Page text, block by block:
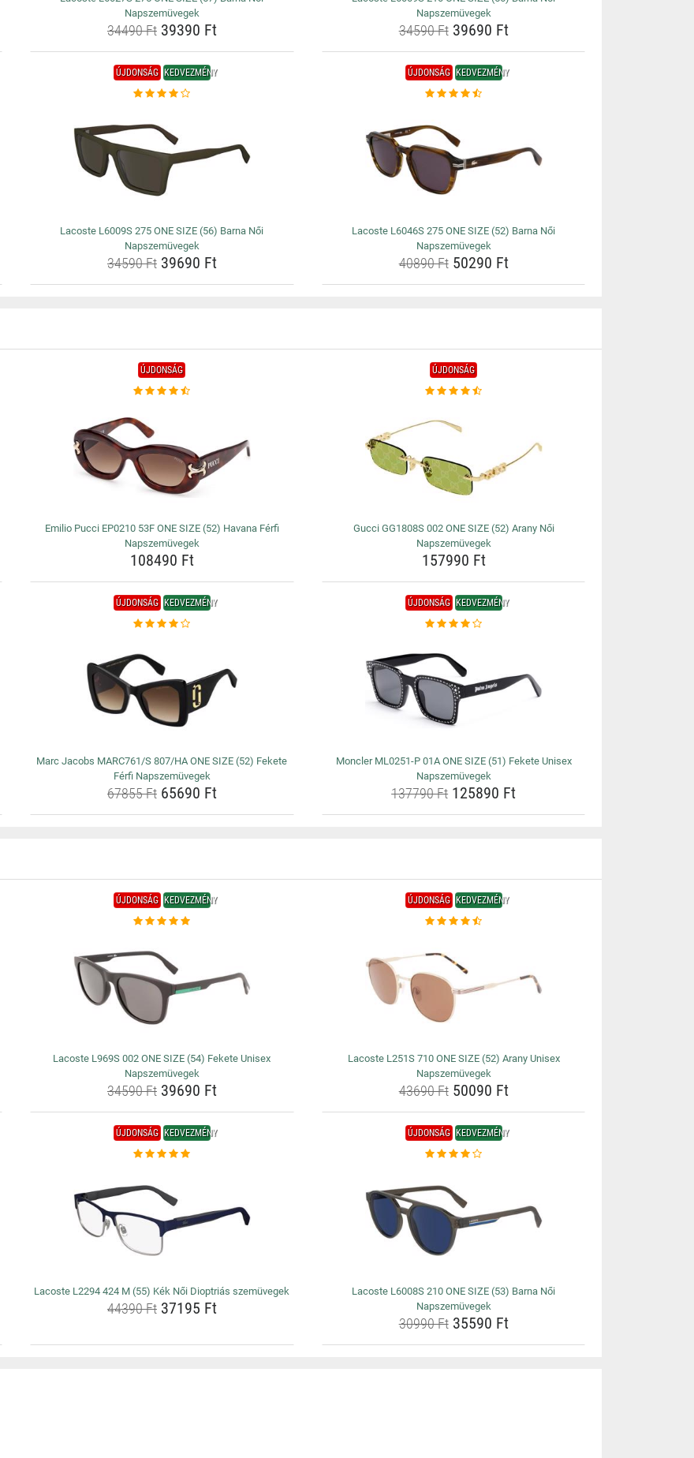
Napszemüvegek
34490 Ft39390 Ft
Napszemüvegek
34590 Ft39690 Ft
ÚJDONSÁG KEDVEZMÉNY
Lacoste L6009S 275 ONE SIZE (56) Barna Női
Napszemüvegek
34590 Ft39690 Ft
ÚJDONSÁG KEDVEZMÉNY
Lacoste L6046S 275 ONE SIZE (52) Barna Női
Napszemüvegek
40890 Ft50290 Ft
ÚJDONSÁG
Emilio Pucci EP0210 53F ONE SIZE (52) Havana Férfi
Napszemüvegek
108490 Ft
ÚJDONSÁG
Gucci GG1808S 002 ONE SIZE (52) Arany Női
Napszemüvegek
157990 Ft
ÚJDONSÁG KEDVEZMÉNY
Marc Jacobs MARC761/S 807/HA ONE SIZE (52) Fekete
Férfi Napszemüvegek
67855 Ft65690 Ft
ÚJDONSÁG KEDVEZMÉNY
Moncler ML0251-P 01A ONE SIZE (51) Fekete Unisex
Napszemüvegek
137790 Ft 125890 Ft
ÚJDONSÁG KEDVEZMÉNY
Lacoste L969S 002 ONE SIZE (54) Fekete Unisex
Napszemüvegek
34590 Ft39690 Ft
ÚJDONSÁG KEDVEZMÉNY
Lacoste L251S 710 ONE SIZE (52) Arany Unisex
Napszemüvegek
43690 Ft50090 Ft
ÚJDONSÁG KEDVEZMÉNY
Lacoste L2294 424 M (55) Kék Női Dioptriás szemüvegek
44390 Ft37195 Ft
ÚJDONSÁG KEDVEZMÉNY
Lacoste L6008S 210 ONE SIZE (53) Barna Női
Napszemüvegek
30990 Ft35590 Ft